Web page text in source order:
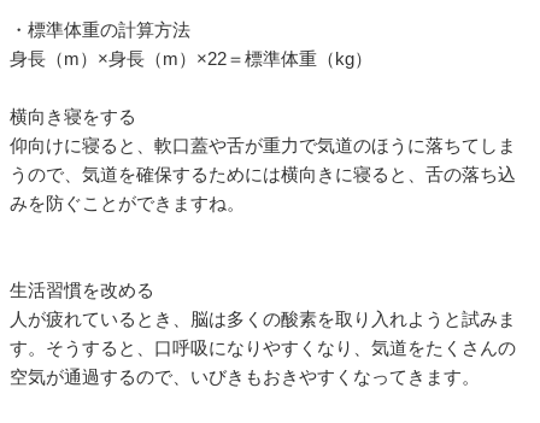
・標準体重の計算方法
身長（m）×身長（m）×22＝標準体重（kg）
横向き寝をする
仰向けに寝ると、軟口蓋や舌が重力で気道のほうに落ちてしま
うので、気道を確保するためには横向きに寝ると、舌の落ち込
みを防ぐことができますね。
生活習慣を改める
人が疲れているとき、脳は多くの酸素を取り入れようと試みま
す。そうすると、口呼吸になりやすくなり、気道をたくさんの
空気が通過するので、いびきもおきやすくなってきます。